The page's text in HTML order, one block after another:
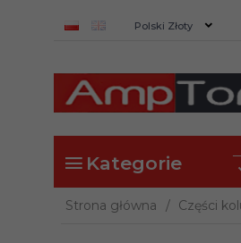
currency_h
Polski Złoty
Kategorie
Strona główna Części